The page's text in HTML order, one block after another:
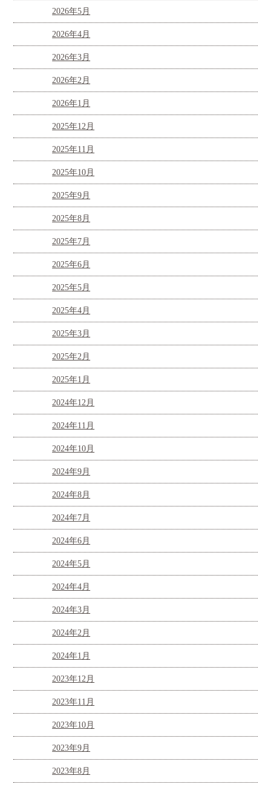
2026年5月
2026年4月
2026年3月
2026年2月
2026年1月
2025年12月
2025年11月
2025年10月
2025年9月
2025年8月
2025年7月
2025年6月
2025年5月
2025年4月
2025年3月
2025年2月
2025年1月
2024年12月
2024年11月
2024年10月
2024年9月
2024年8月
2024年7月
2024年6月
2024年5月
2024年4月
2024年3月
2024年2月
2024年1月
2023年12月
2023年11月
2023年10月
2023年9月
2023年8月